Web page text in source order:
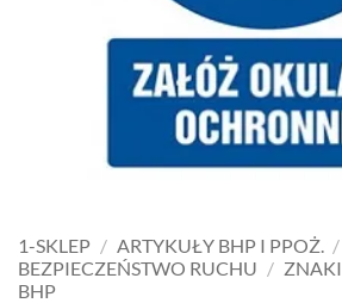
1-SKLEP / ARTYKUŁY BHP I PPOŻ. /
BEZPIECZEŃSTWO RUCHU /
BHP